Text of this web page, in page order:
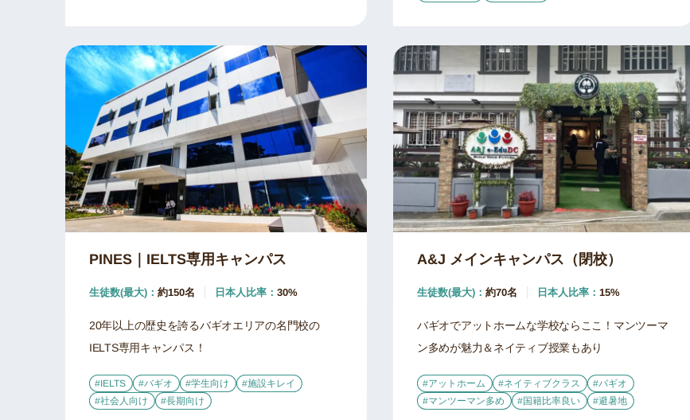
PINES｜IELTS専用キャンパス
生徒数(最大)： 約150名 日本人比率： 30%
20年以上の歴史を誇るバギオエリアの名門校の
IELTS専用キャンパス！
#IELTS #バギオ #学生向け
#施設キレイ
#社会人向け
#長期向け
A&J メインキャンパス（閉校）
生徒数(最大)： 約70名 日本人比率： 15%
バギオでアットホームな学校ならここ！マンツーマ
ン多めが魅力＆ネイティブ授業もあり
#アットホーム #ネイティブクラス #バギオ
#マンツーマン多め #国籍比率良い #避暑地